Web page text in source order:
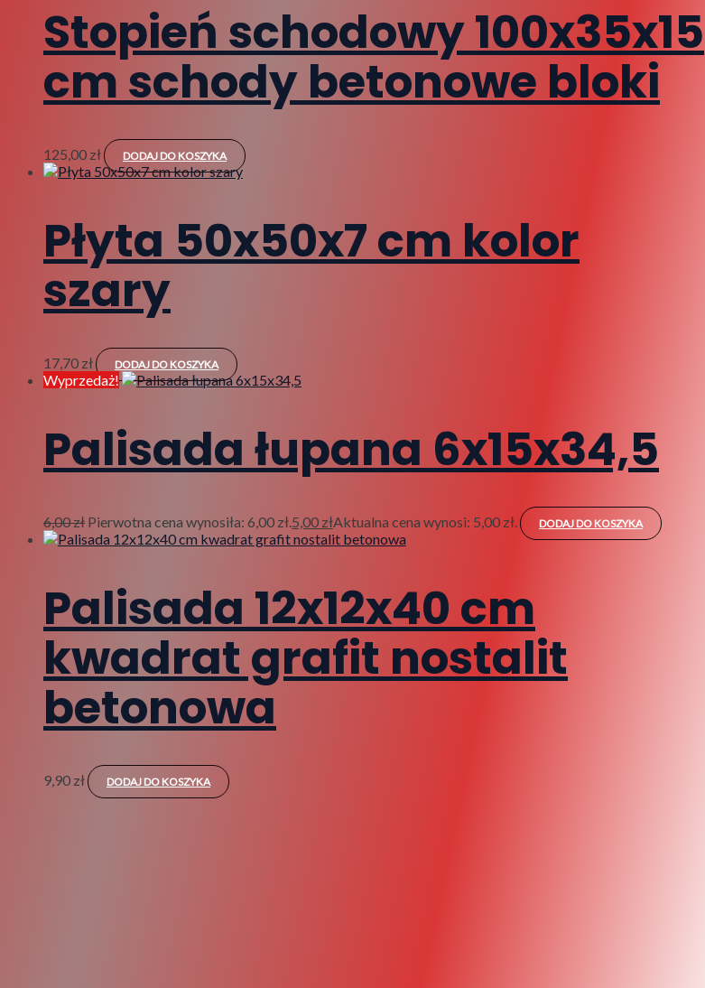
Stopień schodowy 100x35x15
cm schody betonowe bloki
125,00 zł DODAJ DO KOSZYKA
Płyta 50x50x7 cm kolor
szary
17,70 zł DODAJ DO KOSZYKA
Wyprzedaż!
Palisada łupana 6x15x34,5
6,00zł Pierwotna cena wynosiła: 6,00 zł.5,00 złAktualna cena wynosi: 5,00 zł. DODAJ DO KOSZYKA
Palisada 12x12x40 cm
kwadrat grafit nostalit
betonowa
9,90 zł DODAJ DO KOSZYKA